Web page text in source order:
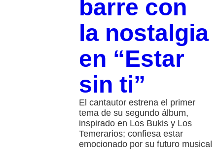
barre con
la nostalgia
en “Estar
sin ti”
El cantautor estrena el primer
tema de su segundo álbum,
inspirado en Los Bukis y Los
Temerarios; confiesa estar
emocionado por su futuro musical